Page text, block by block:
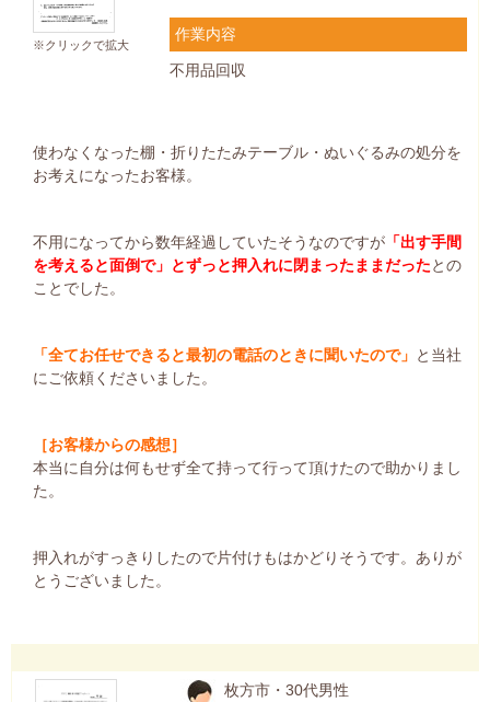
※クリックで拡大
作業内容
不用品回収
使わなくなった棚・折りたたみテーブル・ぬいぐるみの処分を
お考えになったお客様。
不用になってから数年経過していたそうなのですが「出す手間
を考えると面倒で」とずっと押入れに閉まったままだったとの
ことでした。
「全てお任せできると最初の電話のときに聞いたので」 と当社
にご依頼くださいました。
［お客様からの感想］
本当に自分は何もせず全て持って行って頂けたので助かりまし
た。
押入れがすっきりしたので片付けもはかどりそうです。ありが
とうございました。
枚方市・30代男性